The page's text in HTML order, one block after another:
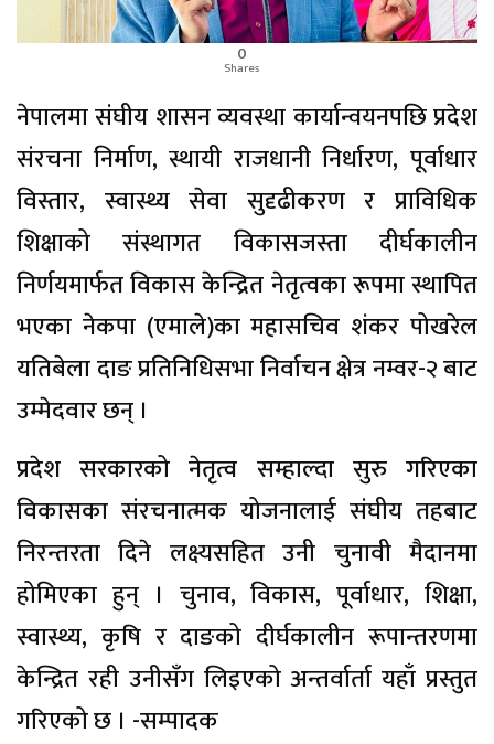
0
Shares
नेपालमा संघीय शासन व्यवस्था कार्यान्वयनपछि प्रदेश
संरचना निर्माण, स्थायी राजधानी निर्धारण, पूर्वाधार
विस्तार, स्वास्थ्य सेवा सुदृढीकरण र प्राविधिक
शिक्षाको संस्थागत विकासजस्ता दीर्घकालीन
निर्णयमार्फत विकास केन्द्रित नेतृत्वका रूपमा स्थापित
भएका नेकपा (एमाले)का महासचिव शंकर पोखरेल
यतिबेला दाङ प्रतिनिधिसभा निर्वाचन क्षेत्र नम्वर-२ बाट
उम्मेदवार छन् ।
प्रदेश सरकारको नेतृत्व सम्हाल्दा सुरु गरिएका
विकासका संरचनात्मक योजनालाई संघीय तहबाट
निरन्तरता दिने लक्ष्यसहित उनी चुनावी मैदानमा
होमिएका हुन् । चुनाव, विकास, पूर्वाधार, शिक्षा,
स्वास्थ्य, कृषि र दाङको दीर्घकालीन रूपान्तरणमा
केन्द्रित रही उनीसँग लिइएको अन्तर्वार्ता यहाँ प्रस्तुत
गरिएको छ । -सम्पादक